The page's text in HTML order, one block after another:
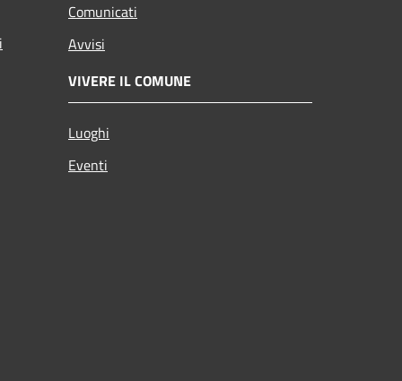
Comunicati
Avvisi
VIVERE IL COMUNE
Luoghi
Eventi